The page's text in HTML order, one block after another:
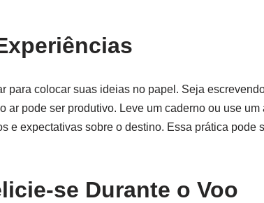
para colocar suas ideias no papel. Seja
ar pode ser produtivo. Leve um caderno ou use
e expectativas sobre o destino. Essa prática pode
se Durante o Voo